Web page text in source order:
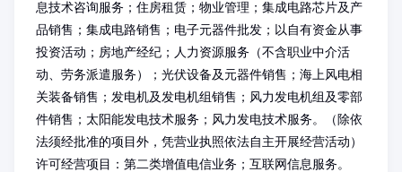
息技术咨询服务；住房租赁；物业管理；集成电路芯片及产
品销售；集成电路销售；电子元器件批发；以自有资金从事
投资活动；房地产经纪；人力资源服务（不含职业中介活
动、劳务派遣服务）；光伏设备及元器件销售；海上风电相
关装备销售；发电机及发电机组销售；风力发电机组及零部
件销售；太阳能发电技术服务；风力发电技术服务。（除依
法须经批准的项目外，凭营业执照依法自主开展经营活动）
许可经营项目：第二类增值电信业务；互联网信息服务。